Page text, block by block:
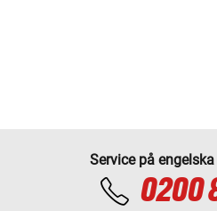
Service på
0200